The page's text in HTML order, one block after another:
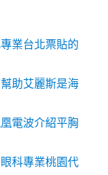
業台北票貼的
助艾麗斯是海
電波介紹平胸
科專業桃園代